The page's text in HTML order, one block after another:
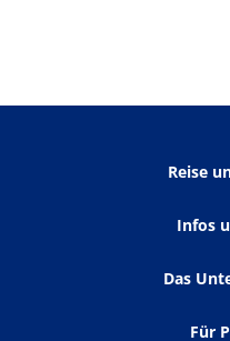
Reise
Infos
Das
Für